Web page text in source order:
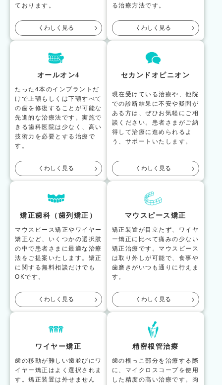
ております。
くわしく見る
る治療方法です。
くわしく見る
オールオン4
たった4本のインプラントだ
けで上顎もしくは下顎すべて
の歯を修復することが可能な
先進的な治療法です。実施で
きる歯科医院は少なく、高い
技術力を必要とする治療で
す。
くわしく見る
セカンドオピニオン
現在受けている治療や、他院
での診断結果に不安や疑問が
ある方は、ぜひお気軽にご相
談ください。患者さまがご納
得して治療に進められるよ
う、サポートいたします。
くわしく見る
矯正歯科（歯列矯正）
マウスピース矯正やワイヤー
矯正など、いくつかの選択肢
の中で患者さまに最適な治療
法をご提案いたします。矯正
に関する無料相談だけでも
OKです。
くわしく見る
マウスピース矯正
矯正装置が目立たず、ワイヤ
ー矯正に比べて痛みの少ない
矯正治療です。マウスピース
は取り外しが可能で、食事や
歯磨きがいつも通りに行えま
す。
くわしく見る
ワイヤー矯正
歯の移動が難しい歯並びにワ
イヤー矯正はよく選択されま
す。矯正装置は外せません
精密根管治療
歯の根っこ部分を治療する際
に、マイクロスコープを使用
した精度の高い治療です。肉